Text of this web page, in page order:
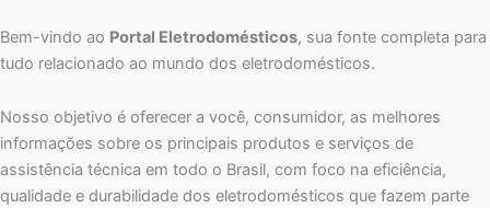
Bem-vindo ao Portal Eletrodomésticos, sua fonte completa para
tudo relacionado ao mundo dos eletrodomésticos.
Nosso objetivo é oferecer a você, consumidor, as melhores
informações sobre os principais produtos e serviços de
assistência técnica em todo o Brasil, com foco na eficiência,
qualidade e durabilidade dos eletrodomésticos que fazem parte